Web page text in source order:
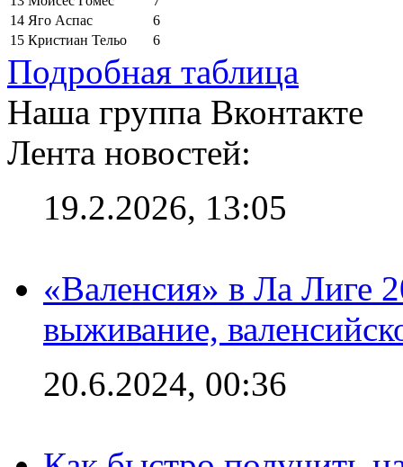
14 Яго Аспас
6
15 Кристиан Тельо 6
Подробная таблица
Наша группа Вконтакте
Лента новостей:
19.2.2026, 13:05
«Валенсия» в Ла Лиге
выживание,
20.6.2024, 00:36